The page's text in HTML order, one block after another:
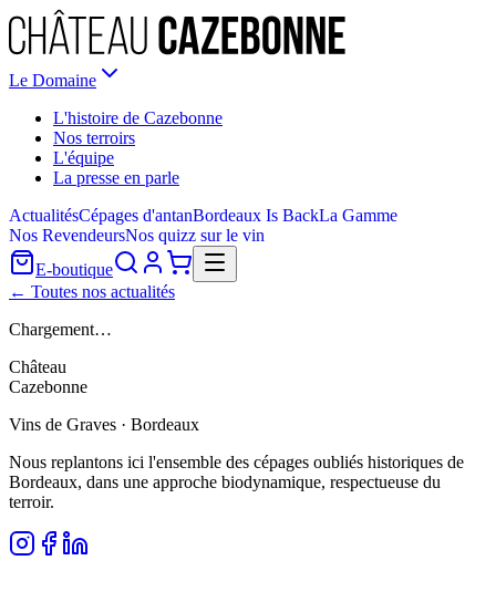
Le Domaine
L'histoire de Cazebonne
Nos terroirs
L'équipe
La presse en parle
ActualitésCépages d'antanBordeaux Is BackLa Gamme
Nos RevendeursNos quizz sur le vin
E-boutique
← Toutes nos actualités
Chargement…
Château
Cazebonne
Vins de Graves · Bordeaux
Nous replantons ici l'ensemble des cépages oubliés historiques de
Bordeaux, dans une approche biodynamique, respectueuse du
terroir.